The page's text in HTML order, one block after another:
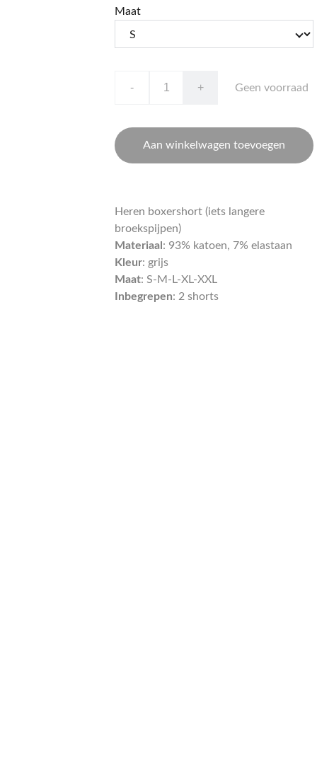
Maat
- + Geen voorraad
Aan winkelwagen toevoegen
Heren boxershort (iets langere
broekspijpen)
Materiaal : 93% katoen, 7% elastaan
Kleur: grijs
Maat: S-M-L-XL-XXL
Inbegrepen: 2 shorts